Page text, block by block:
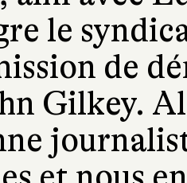
le
de
Gilkey.